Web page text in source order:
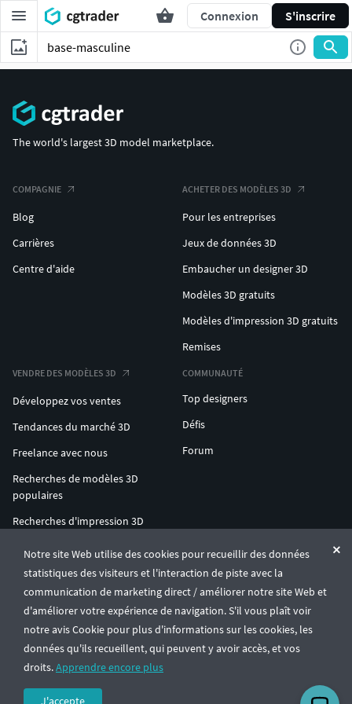
Connexion S'inscrire
Notre site Web utilise des cookies pour recueillir des données
statistiques des visiteurs et l'interaction de piste avec la
communication de marketing direct / améliorer notre site Web et
d'améliorer votre expérience de navigation. S'il vous plaît voir
notre avis Cookie pour plus d'informations sur les cookies, les
données qu'ils recueillent, qui peuvent y avoir accès, et vos
droits.Apprendre encore plus
J'accepte
The world's largest 3D model marketplace.
COMPAGNIE
Blog
Carrières
Centre d'aide
ACHETER DES MODÈLES 3D
Pour les entreprises
Jeux de données 3D
Embaucher un designer 3D
Modèles 3D gratuits
Modèles d'impression 3D gratuits
Remises
VENDRE DES MODÈLES 3D
Développez vos ventes
Tendances du marché 3D
Freelance avec nous
Recherches de modèles 3D
populaires
Recherches d'impression 3D
COMMUNAUTÉ
Top designers
Défis
Forum
ENTERPRISE 3D AT SCALE
© CGTrader 2011-2026
UAB CGTrader, Antakalnio st. 17, Vilnius, Lithuania
Conditions généralesConfidentialité🇫🇷 Français